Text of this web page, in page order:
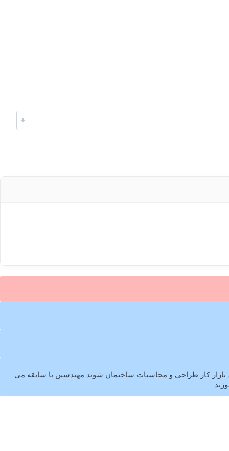
کار طراحی و محاسبات ساختمان شوند مهندسین با سابقه می